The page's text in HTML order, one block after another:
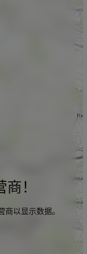
！
以显示数据。